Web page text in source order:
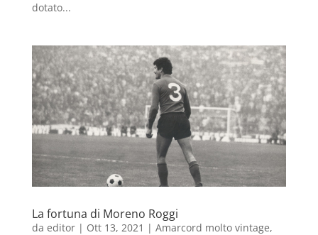
dotato...
La fortuna di Moreno Roggi
da editor| Ott 13, 2021 | Amarcord molto vintage,